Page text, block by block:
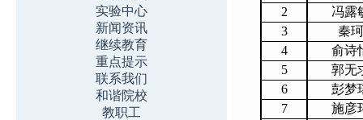
实验中心
新闻资讯
继续教育
重点提示
联系我们
和谐院校
教职工
2
冯露
3
秦珂
4
俞诗
5
郭无
6
彭梦
7
施彦